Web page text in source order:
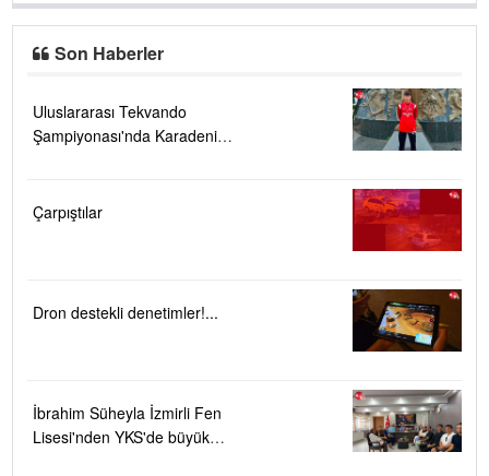
Son Haberler
Uluslararası Tekvando
Şampiyonası'nda Karadeniz
Çarpıştılar
Dron destekli denetimler!...
İbrahim Süheyla İzmirli Fen
Lisesi'nden YKS'de büyük